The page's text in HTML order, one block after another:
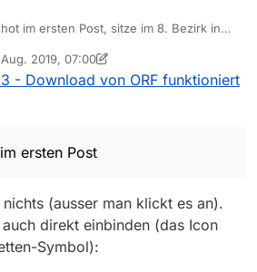
im ersten Post, sitze im 8. Bezirk in
2019, 07:00
styroll 8. Dez. 2019, 13:28
- Download von ORF funktioniert
ersten Post
(ausser man klickt es an).
direkt einbinden (das Icon
Symbol):